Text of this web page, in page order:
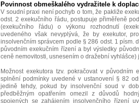
Povinnost obmeškalého vydražitele k
V soudní praxi není pochyb o tom, že pakliže
odst. 2 exekučního řádu, postupuje přiměřeně
(exekučního řádu) o výkonu rozhodnutí
uvedeného však nevyplývá, že by exekutor,
insolvenčním správcem podle § 286 odst. 1 písm.
původním exekučním řízení a byl výsledky
ceně nemovitosti, usnesením o dražební vyhlášce)
Možnost exekutora tzv. pokračovat v
splnění podmínky uvedené v ustanovení § 82
jedině tehdy, pokud by insolvenční soud v
předběžným opatřením omezil z důvodů
spojených se zahájením insolvenčního řízení